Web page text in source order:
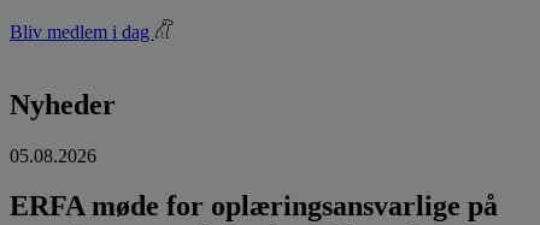
Bliv medlem i dag
Nyheder
05.08.2026
ERFA møde for oplæringsansvarlige på